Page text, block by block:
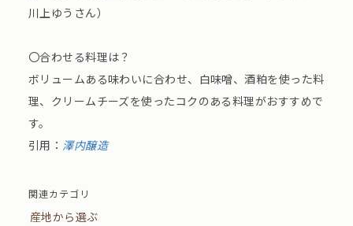
川上ゆうさん）
〇合わせる料理は？
ボリュームある味わいに合わせ、白味噌、酒粕を使った料
理、クリームチーズを使ったコクのある料理がおすすめで
す。
引用： 澤内醸造
関連カテゴリ
産地から選ぶ